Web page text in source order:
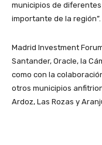
municipios de
importante de la región”.
Madrid Investment
Santander, Oracle, la
como con la
otros municipios
Ardoz, Las Rozas y